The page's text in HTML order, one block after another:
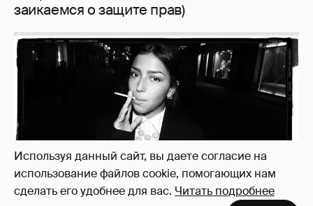
Используя данный сайт, вы даете согласие на
использование файлов cookie, помогающих нам
сделать его удобнее для вас. Читать подробнее
Рублёвские дочки 187